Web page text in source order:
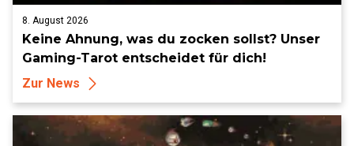
8. August 2026
Keine Ahnung, was du zocken sollst? Unser
Gaming-Tarot entscheidet für dich!
Zur News